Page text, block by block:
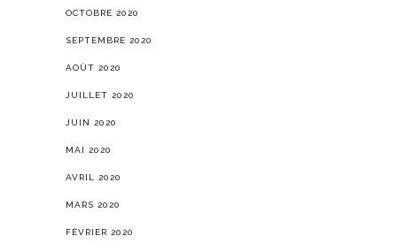
OCTOBRE 2020
SEPTEMBRE 2020
AOÛT 2020
JUILLET 2020
JUIN 2020
MAI 2020
AVRIL 2020
MARS 2020
FÉVRIER 2020